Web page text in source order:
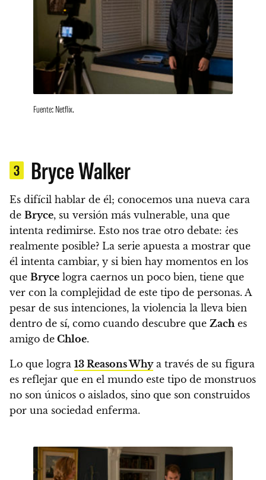
Fuente: Netflix.
3 Bryce Walker
Es difícil hablar de él; conocemos una nueva cara
de Bryce, su versión más vulnerable, una que
intenta redimirse. Esto nos trae otro debate: ¿es
realmente posible? La serie apuesta a mostrar que
él intenta cambiar, y si bien hay momentos en los
que Bryce logra caernos un poco bien, tiene que
ver con la complejidad de este tipo de personas. A
pesar de sus intenciones, la violencia la lleva bien
dentro de sí, como cuando descubre que Zach es
amigo de Chloe.
Lo que logra 13 Reasons Whya través de su figura
es reflejar que en el mundo este tipo de monstruos
no son únicos o aislados, sino que son construidos
por una sociedad enferma.